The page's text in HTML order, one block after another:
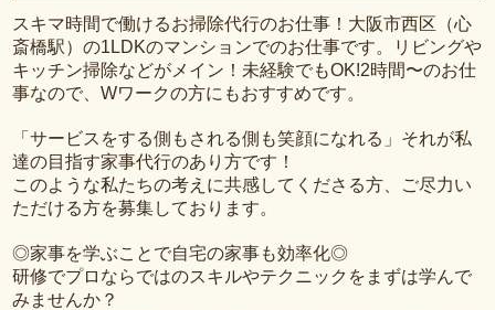
スキマ時間で働けるお掃除代行のお仕事！大阪市西区（心
斎橋駅）の1LDKのマンションでのお仕事です。リビングや
キッチン掃除などがメイン！未経験でもOK!2時間〜のお仕
事なので、Wワークの方にもおすすめです。
「サービスをする側もされる側も笑顔になれる」それが私
達の目指す家事代行のあり方です！
このような私たちの考えに共感してくださる方、ご尽力い
ただける方を募集しております。
◎家事を学ぶことで自宅の家事も効率化◎
研修でプロならではのスキルやテクニックをまずは学んで
みませんか？